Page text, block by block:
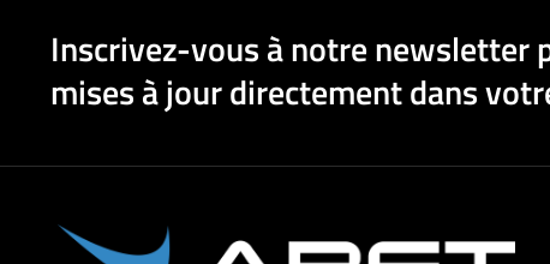
Inscrivez-vous à notre newsletter
mises à jour directement dans